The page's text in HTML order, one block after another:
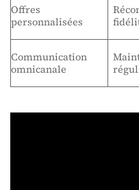
Offres
personnalisées
Communication
omnicanale